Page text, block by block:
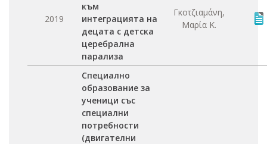
2019
към
интеграцията на
децата с детска
церебрална
парализа
Γκοτζιαμάνη,
Μαρία Κ.
Специално
образование за
ученици със
специални
потребности
(двигателни